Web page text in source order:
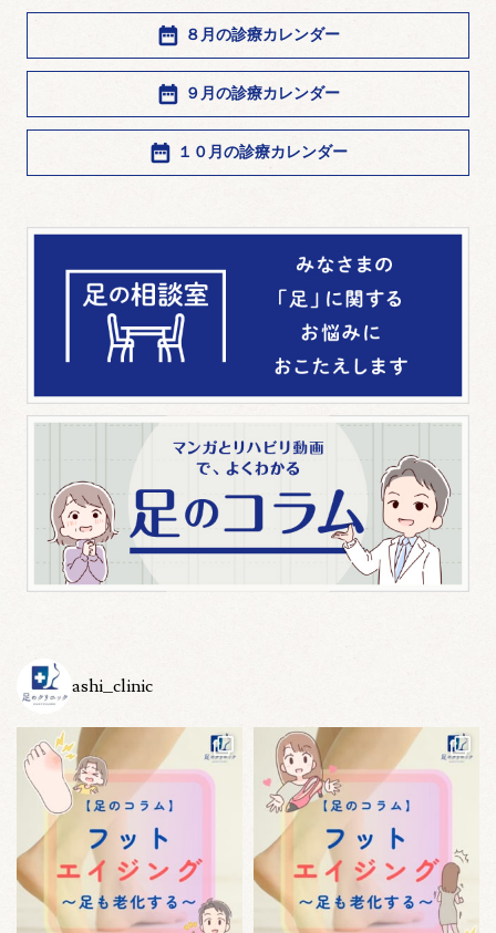
８月の診療カレンダー
９月の診療カレンダー
１０月の診療カレンダー
ashi_clinic